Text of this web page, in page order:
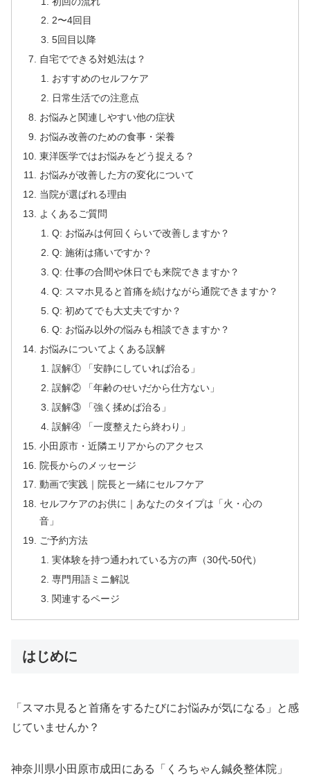
2〜4回目
5回目以降
自宅でできる対処法は？
おすすめのセルフケア
日常生活での注意点
お悩みと関連しやすい他の症状
お悩み改善のための食事・栄養
東洋医学ではお悩みをどう捉える？
お悩みが改善した方の変化について
当院が選ばれる理由
よくあるご質問
Q: お悩みは何回くらいで改善しますか？
Q: 施術は痛いですか？
Q: 仕事の合間や休日でも来院できますか？
Q: スマホ見ると首痛を続けながら通院できますか？
Q: 初めてでも大丈夫ですか？
Q: お悩み以外の悩みも相談できますか？
お悩みについてよくある誤解
誤解① 「安静にしていれば治る」
誤解② 「年齢のせいだから仕方ない」
誤解③ 「強く揉めば治る」
誤解④ 「一度整えたら終わり」
小田原市・近隣エリアからのアクセス
院長からのメッセージ
動画で実践｜院長と一緒にセルフケア
セルフケアのお供に｜あなたのタイプは「火・心の
音」
ご予約方法
実体験を持つ通われている方の声（30代-50代）
専門用語ミニ解説
関連するページ
はじめに
「スマホ見ると首痛をするたびにお悩みが気になる」と感
じていませんか？
神奈川県小田原市成田にある「くろちゃん鍼灸整体院」